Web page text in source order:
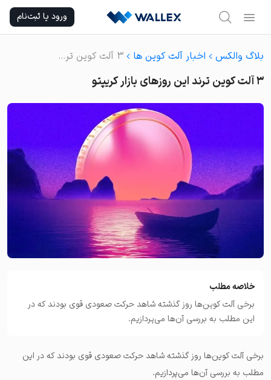
content
ورود یا ثبت‌نام
بلاگ والکس اخبار آلت کوین ها ۳ آلت کوین ترند این روزهای بازار کریپتو
۳ آلت کوین ترند این روزهای بازار کریپتو
خلاصه مطلب
برخی آلت کوین‌ها روز گذشته شاهد حرکت صعودی قوی بودند که در
این مطلب به بررسی آن‌ها می‌پردازیم.
برخی آلت کوین‌ها روز گذشته شاهد حرکت صعودی قوی بودند که در این
مطلب به بررسی آن‌ها می‌پردازیم.